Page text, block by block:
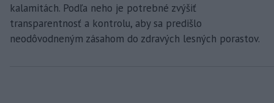
kalamitách. Podľa neho je potrebné zvýšiť
transparentnosť a kontrolu, aby sa predišlo
neodôvodneným zásahom do zdravých lesných porastov.